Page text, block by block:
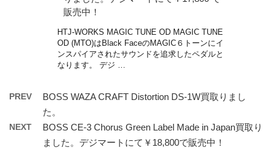
販売中！
HTJ-WORKS MAGIC TUNE OD MAGIC TUNE
OD (MTO)はBlack FaceのMAGIC６トーンにイ
ンスパイアされたサウンドを追求したペダルと
なります。 デジ …
PREV
BOSS WAZA CRAFT Distortion DS-1W買取りまし
た。
NEXT
BOSS CE-3 Chorus Green Label Made in Japan買取り
ました。デジマートにて￥18,800で販売中！